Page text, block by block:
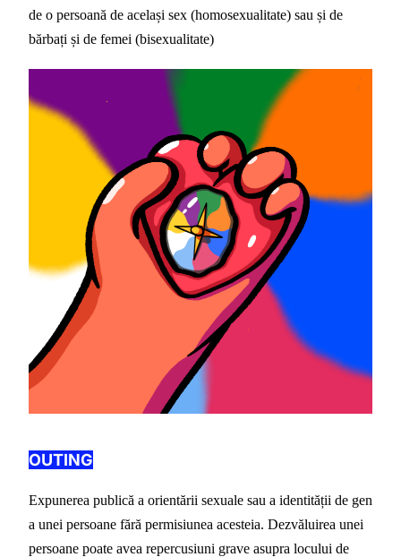
de o persoană de același sex (homosexualitate) sau și de
bărbați și de femei (bisexualitate)
OUTING
Expunerea publică a orientării sexuale sau a identității de gen
a unei persoane fără permisiunea acesteia. Dezvăluirea unei
persoane poate avea repercusiuni grave asupra locului de